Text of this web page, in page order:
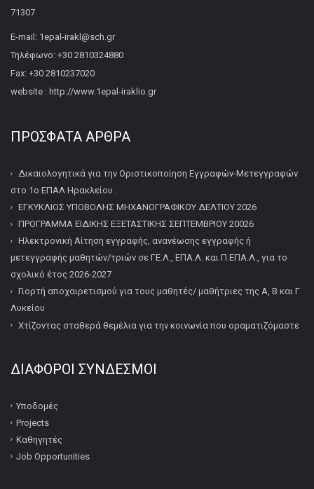
71307
E-mail: 1epal-irakl@sch.gr
Τηλέφωνο: +30 2810324880
Fax: +30 2810237020
website : http://www.1epal-iraklio.gr
ΠΡΌΣΦΑΤΑ ΆΡΘΡΑ
Δικαιολογητικά για την Οριστικοποίηση Εγγραφών-Μετεγγραφών
στο 1ο ΕΠΑΛ Ηρακλείου .
ΕΓΚΥΚΛΙΟΣ ΥΠΟΒΟΛΗΣ ΜΗΧΑΝΟΓΡΑΦΙΚΟΥ ΔΕΛΤΙΟΥ 2026
ΠΡΟΓΡΑΜΜΑ ΕΙΔΙΚΗΣ ΕΞΕΤΑΣΤΙΚΗΣ ΣΕΠΤΕΜΒΡΙΟΥ 20026
Ηλεκτρονική Αίτηση εγγραφής, ανανέωσης εγγραφής ή
μετεγγραφής μαθητών/τριών σε ΓΕ.Λ., ΕΠΑ.Λ. και Π.ΕΠΑ.Λ., για το
σχολικό έτος 2026-2027
Γιορτή αποχαιρετισμού για τους μαθητές/ μαθήτριες της Α, Β και Γ
Λυκείου
Χτίζοντας σταθερά θεμέλια για την κοινωνία που οραματιζόμαστε
ΔΙΆΦΟΡΟΙ ΣΎΝΔΕΣΜΟΙ
Υποδομές
Projects
Καθηγητές
Job Opportunities